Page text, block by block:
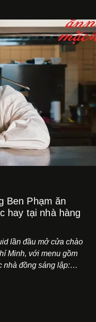
Ben Phạm ăn
hay tại nhà hàng
lần đầu mở cửa chào
Minh, với menu gồm
nhà đồng sáng lập:
chóng được yêu thích